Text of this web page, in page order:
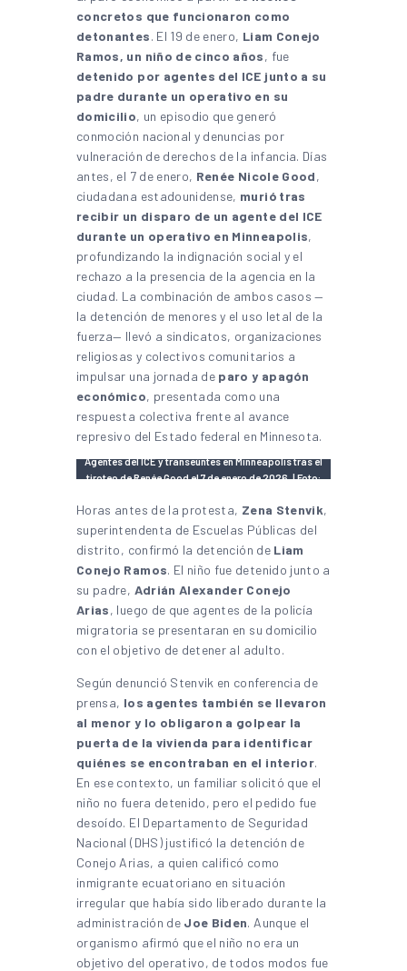
concretos que funcionaron como
detonantes. El 19 de enero, Liam Conejo
Ramos, un niño de cinco años, fue
detenido por agentes del ICE junto a su
padre durante un operativo en su
domicilio, un episodio que generó
conmoción nacional y denuncias por
vulneración de derechos de la infancia. Días
antes, el 7 de enero, Renée Nicole Good,
ciudadana estadounidense, murió tras
recibir un disparo de un agente del ICE
durante un operativo en Minneapolis,
profundizando la indignación social y el
rechazo a la presencia de la agencia en la
ciudad. La combinación de ambos casos —
la detención de menores y el uso letal de la
fuerza— llevó a sindicatos, organizaciones
religiosas y colectivos comunitarios a
impulsar una jornada de paro y apagón
económico, presentada como una
respuesta colectiva frente al avance
represivo del Estado federal en Minnesota.
Agentes del ICE y transeúntes en Minneapolis tras el
tiroteo de Renée Good el 7 de enero de 2026. | Foto:
Horas antes de la protesta, Zena Stenvik,
superintendenta de Escuelas Públicas del
distrito, confirmó la detención de Liam
Conejo Ramos. El niño fue detenido junto a
su padre, Adrián Alexander Conejo
Arias, luego de que agentes de la policía
migratoria se presentaran en su domicilio
con el objetivo de detener al adulto.
Según denunció Stenvik en conferencia de
prensa, los agentes también se llevaron
al menor y lo obligaron a golpear la
puerta de la vivienda para identificar
quiénes se encontraban en el interior.
En ese contexto, un familiar solicitó que el
niño no fuera detenido, pero el pedido fue
desoído. El Departamento de Seguridad
Nacional (DHS) justificó la detención de
Conejo Arias, a quien calificó como
inmigrante ecuatoriano en situación
irregular que había sido liberado durante la
administración de Joe Biden. Aunque el
organismo afirmó que el niño no era un
objetivo del operativo, de todos modos fue